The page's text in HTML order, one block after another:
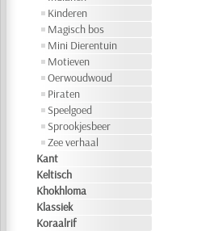
Kinderen
Magisch bos
Mini Dierentuin
Motieven
Oerwoudwoud
Piraten
Speelgoed
Sprookjesbeer
Zee verhaal
Kant
Keltisch
Khokhloma
Klassiek
Koraalrif